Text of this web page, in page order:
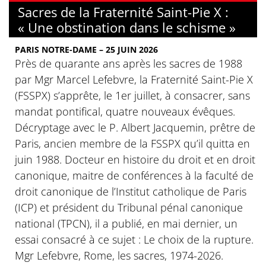
Sacres de la Fraternité Saint-Pie X :
« Une obstination dans le schisme »
PARIS NOTRE-DAME – 25 JUIN 2026
Près de quarante ans après les sacres de 1988
par Mgr Marcel Lefebvre, la Fraternité Saint-Pie X
(FSSPX) s’apprête, le 1er juillet, à consacrer, sans
mandat pontifical, quatre nouveaux évêques.
Décryptage avec le P. Albert Jacquemin, prêtre de
Paris, ancien membre de la FSSPX qu’il quitta en
juin 1988. Docteur en histoire du droit et en droit
canonique, maitre de conférences à la faculté de
droit canonique de l’Institut catholique de Paris
(ICP) et président du Tribunal pénal canonique
national (TPCN), il a publié, en mai dernier, un
essai consacré à ce sujet : Le choix de la rupture.
Mgr Lefebvre, Rome, les sacres, 1974-2026.